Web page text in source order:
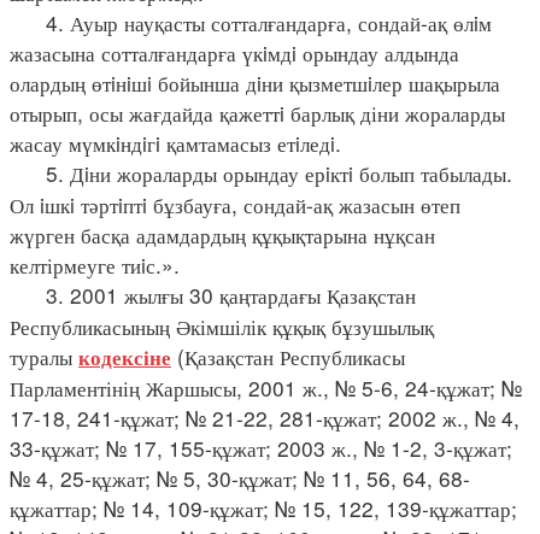
4. Ауыр науқасты сотталғандарға, сондай-ақ өлiм
жазасына сотталғандарға үкiмдi орындау алдында
олардың өтiнiшi бойынша дiни қызметшiлер шақырыла
отырып, осы жағдайда қажеттi барлық діни жораларды
жасау мүмкiндiгi қамтамасыз етiледi.
5. Дiни жораларды орындау ерiктi болып табылады.
Ол iшкi тәртiптi бұзбауға, сондай-ақ жазасын өтеп
жүрген басқа адамдардың құқықтарына нұқсан
келтірмеуге тиiс.».
3. 2001 жылғы 30 қаңтардағы Қазақстан
Республикасының Әкімшілік құқық бұзушылық
туралы кодексіне (Қазақстан Республикасы
Парламентінің Жаршысы, 2001 ж., № 5-6, 24-құжат; №
17-18, 241-құжат; № 21-22, 281-құжат; 2002 ж., № 4,
33-құжат; № 17, 155-құжат; 2003 ж., № 1-2, 3-құжат;
№ 4, 25-құжат; № 5, 30-құжат; № 11, 56, 64, 68-
құжаттар; № 14, 109-құжат; № 15, 122, 139-құжаттар;